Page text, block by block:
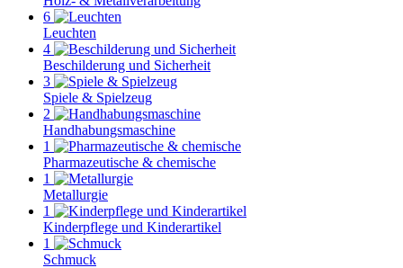
6
Leuchten
4
Beschilderung und Sicherheit
3
Spiele & Spielzeug
2
Handhabungsmaschine
1
Pharmazeutische & chemische
1
Metallurgie
1
Kinderpflege und Kinderartikel
1
Schmuck